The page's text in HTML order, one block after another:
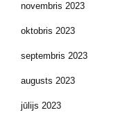
novembris 2023
oktobris 2023
septembris 2023
augusts 2023
jūlijs 2023